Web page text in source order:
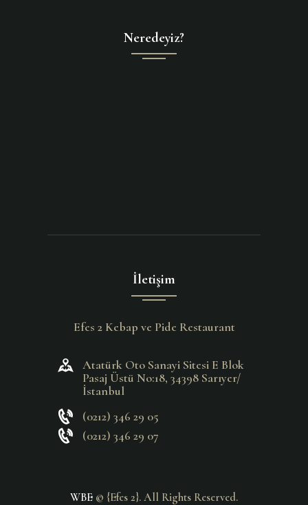
Neredeyiz?
İletişim
Efes 2 Kebap ve Pide Restaurant
Atatürk Oto Sanayi Sitesi E Blok
Pasaj Üstü No:18, 34398 Sarıyer/
İstanbul
(0212) 346 29 05
(0212) 346 29 07
WBE © {Efes 2}. All Rights Reserved.